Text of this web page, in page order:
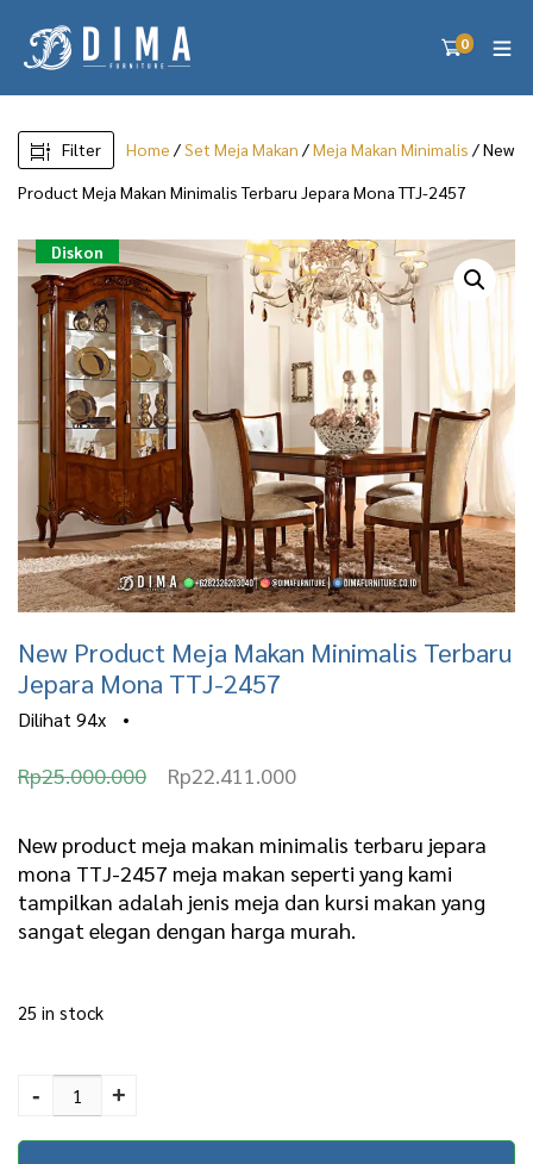
0
Filter Home /Set Meja Makan /Meja Makan Minimalis / New
Product Meja Makan Minimalis Terbaru Jepara Mona TTJ-2457
Diskon
New Product Meja Makan Minimalis Terbaru
Jepara Mona TTJ-2457
Dilihat 94x •
Rp25.000.000
O
i
g
i
i
Rp22.411.000C
r
r
e
c
New product meja makan minimalis terbaru jepara
mona TTJ-2457 meja makan seperti yang kami
tampilkan adalah jenis meja dan kursi makan yang
sangat elegan dengan harga murah.
25 in stock
Makan Minimalis Terbaru
Jepara Mona TTJ-2457
quantity
- +